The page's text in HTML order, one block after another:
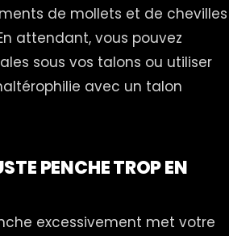
de mollets et de chevilles
attendant, vous pouvez
sous vos talons ou utiliser
avec un talon
PENCHE TROP EN
excessivement met votre